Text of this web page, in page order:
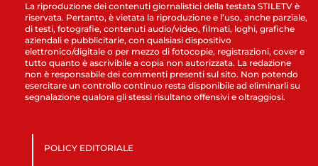
La riproduzione dei contenuti giornalistici della testata STILETV è
riservata. Pertanto, è vietata la riproduzione e l’uso, anche parziale,
di testi, fotografie, contenuti audio/video, filmati, loghi, grafiche
aziendali e pubblicitarie, con qualsiasi dispositivo
elettronico/digitale o per mezzo di fotocopie, registrazioni, cover e
tutto quanto è ascrivibile a copia non autorizzata. La redazione
non è responsabile dei commenti presenti sul sito. Non potendo
esercitare un controllo continuo resta disponibile ad eliminarli su
segnalazione qualora gli stessi risultano offensivi e oltraggiosi.
POLICY EDITORIALE